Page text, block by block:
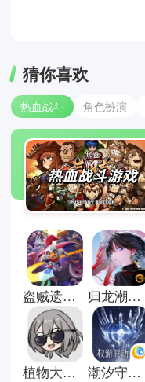
猜你喜欢
热血战斗 角色扮演
盗贼遗产2汉化版 归龙潮官方正版
植物大战僵尸星铁版 潮汐守望者手游